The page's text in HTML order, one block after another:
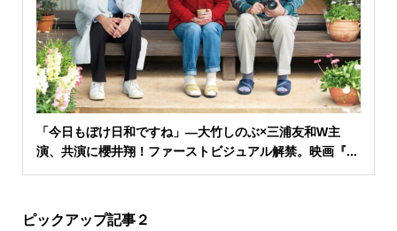
「今日もぼけ日和ですね」―大竹しのぶ×三浦友和W主
演、共演に櫻井翔！ファーストビジュアル解禁。映画『...
ピックアップ記事２